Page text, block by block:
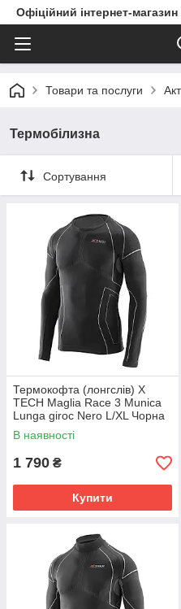
Офіційний інтернет-магазин
Товари та послуги
Термобілизна
Сортування
Термокофта (лонгслів) X
TECH Maglia Race 3 Munica
Lunga giroc Nero L/XL Чорна
В наявності
1 790 ₴
Купити